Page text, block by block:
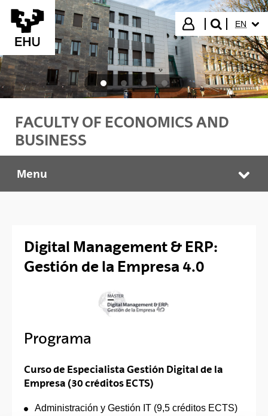
Skip to Main Content
Login
search"
EN
FACULTY OF ECONOMICS AND
BUSINESS
Digital Management & ERP: Enpresaren Kudeaketa 4.0
Menu
Digital Management & ERP:
Gestión de la Empresa 4.0
Programa
Curso de Especialista Gestión Digital de la
Empresa (30 créditos ECTS)
Administración y Gestión IT (9,5 créditos ECTS)